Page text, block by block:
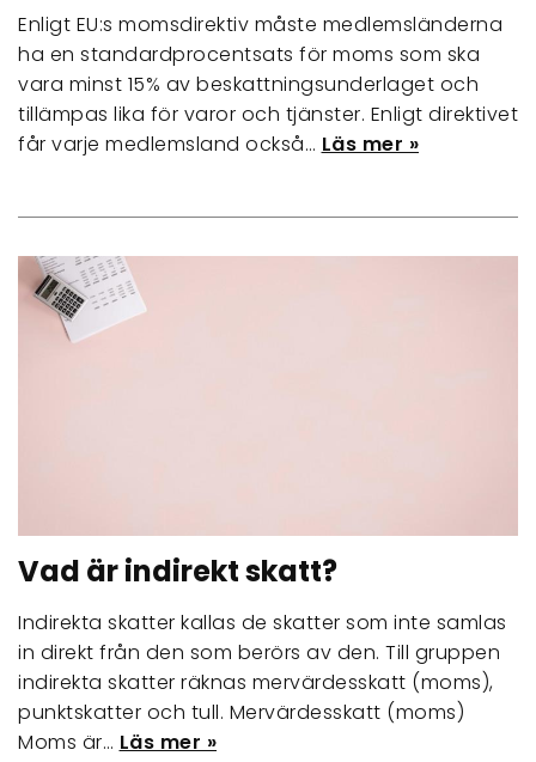
Enligt EU:s momsdirektiv måste medlemsländerna
ha en standardprocentsats för moms som ska
vara minst 15% av beskattningsunderlaget och
tillämpas lika för varor och tjänster. Enligt direktivet
får varje medlemsland också… Läs mer »
Vad är indirekt skatt?
Indirekta skatter kallas de skatter som inte samlas
in direkt från den som berörs av den. Till gruppen
indirekta skatter räknas mervärdesskatt (moms),
punktskatter och tull. Mervärdesskatt (moms)
Moms är… Läs mer »